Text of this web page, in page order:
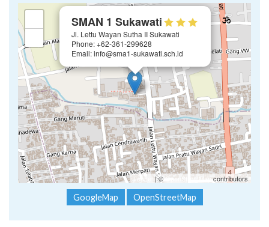
SMAN 1 Sukawati
Jl. Lettu Wayan Sutha II Sukawati
Phone: +62-361-299628
Email: info@sma1-sukawati.sch.id
Leaflet | ©OpenStreetMap contributors
GoogleMap OpenStreetMap